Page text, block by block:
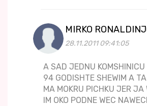
MIRKO
28.11.2011 09:41:05
A SAD JEDNU
94 GODISHTE SHEWIM A
MA MOKRU PICHKU JER JA
IM OKO PODNE WEC